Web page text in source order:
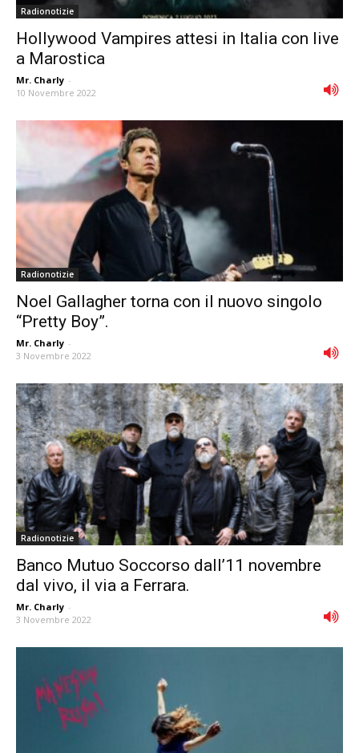
Radionotizie
Hollywood Vampires attesi in Italia con live
a Marostica
Mr. Charly -
10 Novembre 2022
Radionotizie
Noel Gallagher torna con il nuovo singolo
“Pretty Boy”.
Mr. Charly -
3 Novembre 2022
Radionotizie
Banco Mutuo Soccorso dall’11 novembre
dal vivo, il via a Ferrara.
Mr. Charly -
3 Novembre 2022